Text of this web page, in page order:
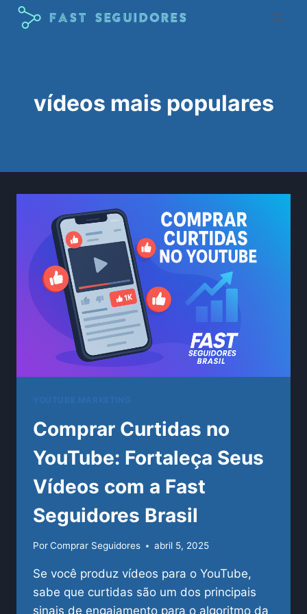
Pular
para
vídeos mais populares
Comprar Curtidas no
YouTube: Fortaleça Seus
Vídeos com a Fast
Seguidores Brasil
PorComprar Seguidores abril 5, 2025
Se você produz vídeos para o YouTube,
sabe que curtidas são um dos principais
sinais de engajamento para o algoritmo da